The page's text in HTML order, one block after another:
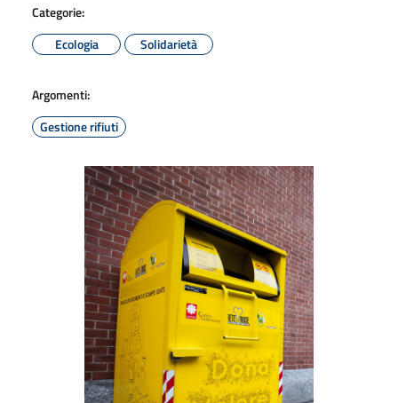
Categorie:
Ecologia
Solidarietà
Argomenti:
Gestione rifiuti